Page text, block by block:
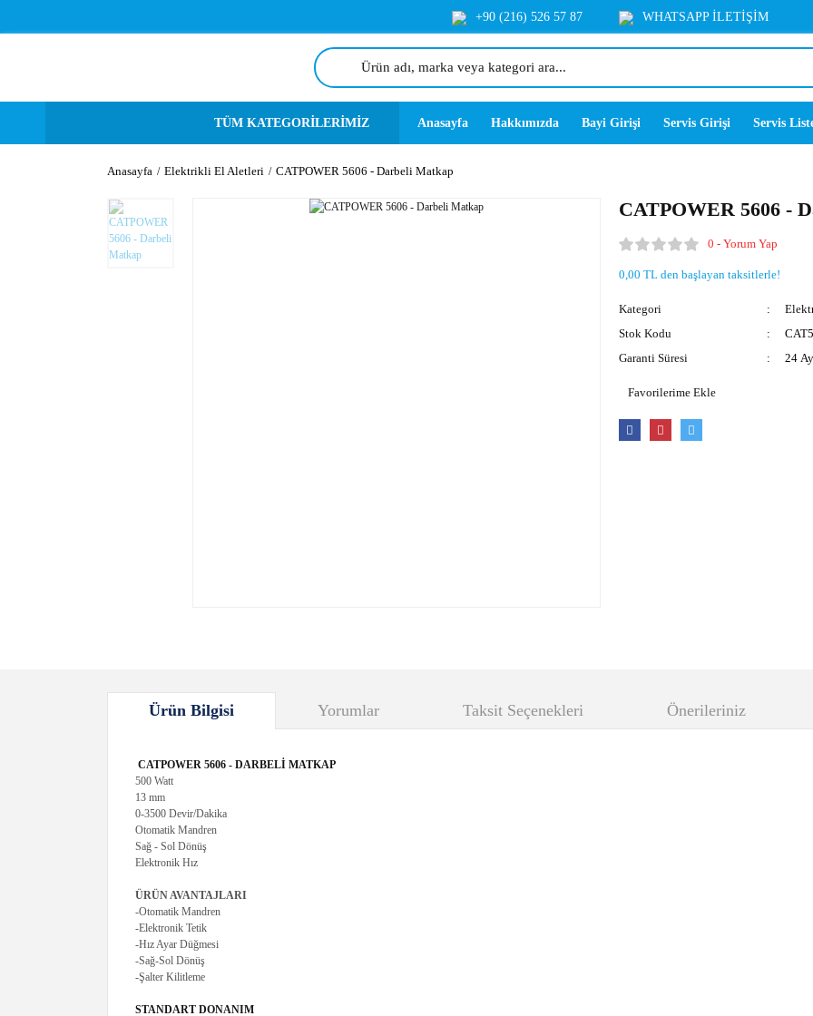
+90 (216) 526 57 87 WHATSAPP İLETİŞİM
TÜM KATEGORİLERİMİZ Anasayfa Hakkımızda Bayi Girişi Servis Girişi Servis
Anasayfa Elektrikli El Aletleri CATPOWER 5606 - Darbeli Matkap
CATPOWER 5606 -
0 - Yorum Yap
0,00 TL den başlayan taksitlerle!
Kategori
Stok Kodu
Garanti Süresi
24 Ay
Ürün Bilgisi Yorumlar Taksit Seçenekleri Önerileriniz
CATPOWER 5606 - DARBELİ MATKAP
500 Watt
13 mm
0-3500 Devir/Dakika
Otomatik Mandren
Sağ - Sol Dönüş
Elektronik Hız
ÜRÜN AVANTAJLARI
-Otomatik Mandren
-Elektronik Tetik
-Hız Ayar Düğmesi
-Sağ-Sol Dönüş
-Şalter Kilitleme
STANDART DONANIM